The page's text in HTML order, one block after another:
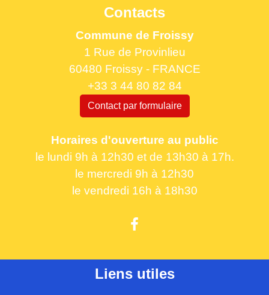
Contacts
Commune de Froissy
1 Rue de Provinlieu
60480 Froissy - FRANCE
+33 3 44 80 82 84
Contact par formulaire
Horaires d'ouverture au public
le lundi 9h à 12h30 et de 13h30 à 17h.
le mercredi 9h à 12h30
le vendredi 16h à 18h30
Liens utiles